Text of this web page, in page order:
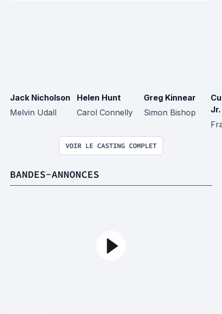
Jack Nicholson
Melvin Udall
Helen Hunt
Carol Connelly
Greg Kinnear
Simon Bishop
Jr.
VOIR LE CASTING COMPLET
BANDES-ANNONCES